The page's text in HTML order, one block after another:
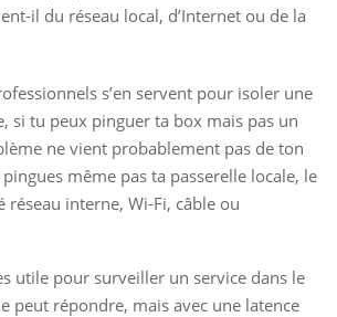
il du réseau local, d’Internet ou de la
s’en servent pour isoler une
si tu peux pinguer ta box mais pas un
ne vient probablement pas de ton
même pas ta passerelle locale, le
réseau interne, Wi-Fi, câble ou
utile pour surveiller un service dans le
peut répondre, mais avec une latence